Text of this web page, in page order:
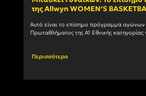
της Allwyn WOMEN’S
Αυτό είναι το επίσημο πρόγραμμα αγώνων
Πρωταθλήματος της Α1 Εθνικής κατηγορίας
Περισσότερα